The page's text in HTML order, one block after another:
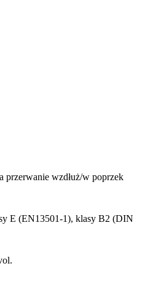
przerwanie wzdłuż/w poprzek
E (EN13501-1), klasy B2 (DIN